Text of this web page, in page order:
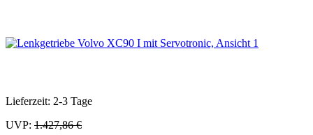
Lieferzeit: 2-3 Tage
UVP: 1.427,86 €